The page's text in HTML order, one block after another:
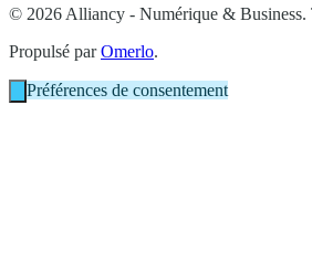
© 2026 Alliancy - Numérique & Business.
Propulsé parOmerlo.
Préférences de consentement